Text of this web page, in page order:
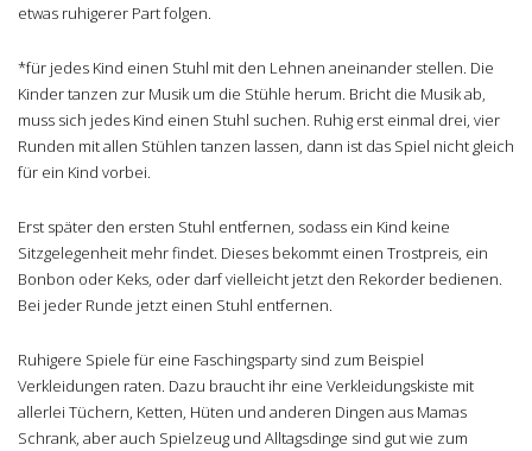
etwas ruhigerer Part folgen.
*für jedes Kind einen Stuhl mit den Lehnen aneinander stellen. Die
Kinder tanzen zur Musik um die Stühle herum. Bricht die Musik ab,
muss sich jedes Kind einen Stuhl suchen. Ruhig erst einmal drei, vier
Runden mit allen Stühlen tanzen lassen, dann ist das Spiel nicht gleich
für ein Kind vorbei.
Erst später den ersten Stuhl entfernen, sodass ein Kind keine
Sitzgelegenheit mehr findet. Dieses bekommt einen Trostpreis, ein
Bonbon oder Keks, oder darf vielleicht jetzt den Rekorder bedienen.
Bei jeder Runde jetzt einen Stuhl entfernen.
Ruhigere Spiele für eine Faschingsparty sind zum Beispiel
Verkleidungen raten. Dazu braucht ihr eine Verkleidungskiste mit
allerlei Tüchern, Ketten, Hüten und anderen Dingen aus Mamas
Schrank, aber auch Spielzeug und Alltagsdinge sind gut wie zum